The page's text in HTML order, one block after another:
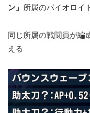
ン」 所属のバイオロイ
同じ所属の戦闘員が
える